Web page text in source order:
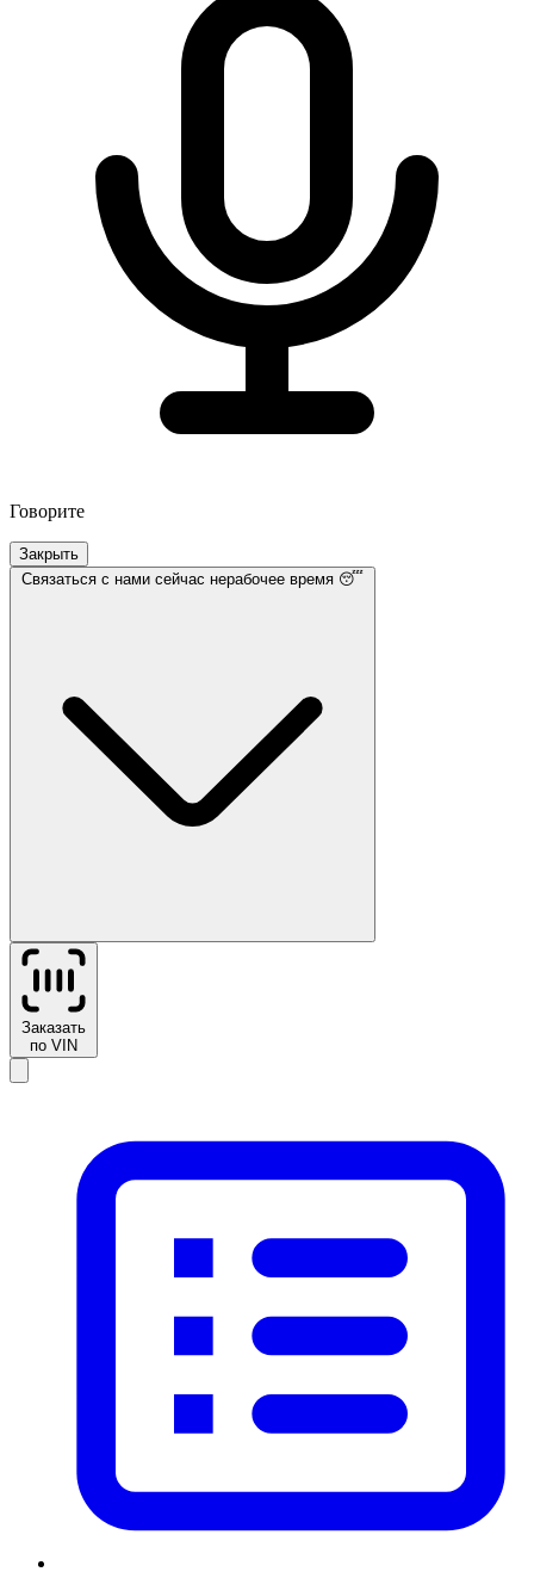
Говорите
Закрыть
Связаться с нами сейчас нерабочее время 😴
Заказать
по VIN